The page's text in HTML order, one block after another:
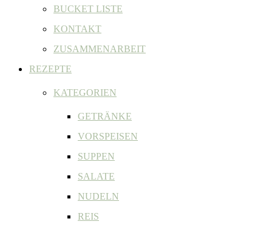
BUCKET LISTE
KONTAKT
ZUSAMMENARBEIT
REZEPTE
KATEGORIEN
GETRÄNKE
VORSPEISEN
SUPPEN
SALATE
NUDELN
REIS